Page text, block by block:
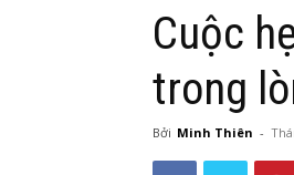
Cuộc
trong
Bởi Minh Thiên -